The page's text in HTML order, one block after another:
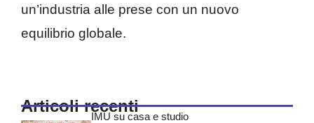
un’industria alle prese con un nuovo
equilibrio globale.
Articoli recenti
IMU su casa e studio